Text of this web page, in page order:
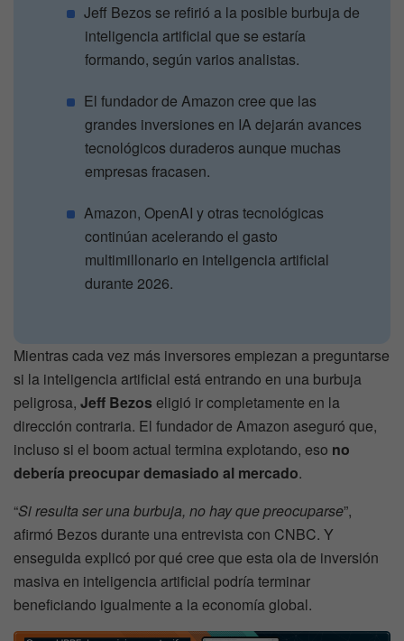
Jeff Bezos se refirió a la posible burbuja de
inteligencia artificial que se estaría
formando, según varios analistas.
El fundador de Amazon cree que las
grandes inversiones en IA dejarán avances
tecnológicos duraderos aunque muchas
empresas fracasen.
Amazon, OpenAI y otras tecnológicas
continúan acelerando el gasto
multimillonario en inteligencia artificial
durante 2026.
Mientras cada vez más inversores empiezan a preguntarse
si la inteligencia artificial está entrando en una burbuja
peligrosa, Jeff Bezos eligió ir completamente en la
dirección contraria. El fundador de Amazon aseguró que,
incluso si el boom actual termina explotando, eso no
debería preocupar demasiado al mercado.
“Si resulta ser una burbuja, no hay que preocuparse”,
afirmó Bezos durante una entrevista con CNBC. Y
enseguida explicó por qué cree que esta ola de inversión
masiva en inteligencia artificial podría terminar
beneficiando igualmente a la economía global.